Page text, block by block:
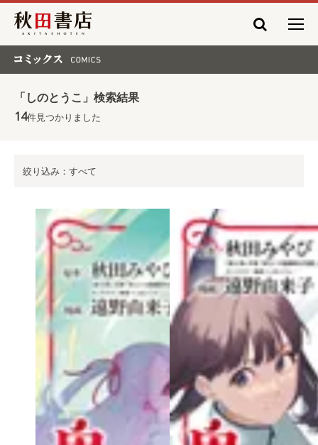
秋田書店
「しのとうこ」検索結果
14件見つかりました
絞り込み：すべて